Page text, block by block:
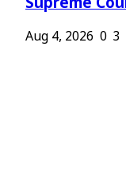
Supreme
Aug 4, 2026 0 3